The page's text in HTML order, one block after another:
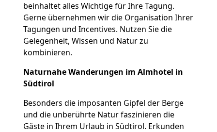
beinhaltet alles Wichtige für Ihre Tagung.
Gerne übernehmen wir die Organisation Ihrer
Tagungen und Incentives. Nutzen Sie die
Gelegenheit, Wissen und Natur zu
kombinieren.
Naturnahe Wanderungen im Almhotel in
Südtirol
Besonders die imposanten Gipfel der Berge
und die unberührte Natur faszinieren die
Gäste in Ihrem Urlaub in Südtirol. Erkunden